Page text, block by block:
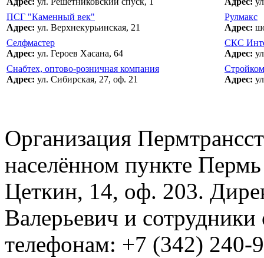
ПСГ "Каменный век"
Адрес: ул. Верхнекурьинская, 21
Рулмакс
Адрес:
Селфмастер
Адрес: ул. Героев Хасана, 64
СКС
Адрес:
Снабтех, оптово-розничная компания
Адрес: ул. Сибирская, 27, оф. 21
Адрес:
Организация
населённом пункте
Цеткин, 14, оф. 203.
Валерьевич и
телефонам: +7 (342) 240-